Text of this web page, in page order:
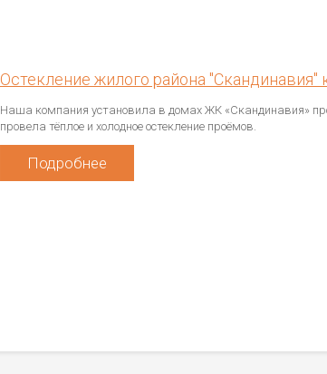
Остекление жилого района
Наша компания установила в домах ЖК «Скандинавия»
провела тёплое и холодное остекление проёмов.
Подробнее